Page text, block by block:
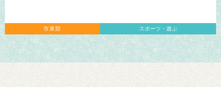
市東部 スポーツ・遊ぶ